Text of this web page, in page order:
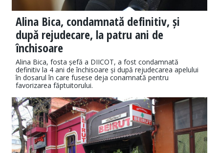
Alina Bica, condamnată definitiv, și
după rejudecare, la patru ani de
închisoare
Alina Bica, fosta șefă a DIICOT, a fost condamnată
definitiv la 4 ani de închisoare și după rejudecarea apelului
în dosarul în care fusese deja conamnată pentru
favorizarea făptuitorului.